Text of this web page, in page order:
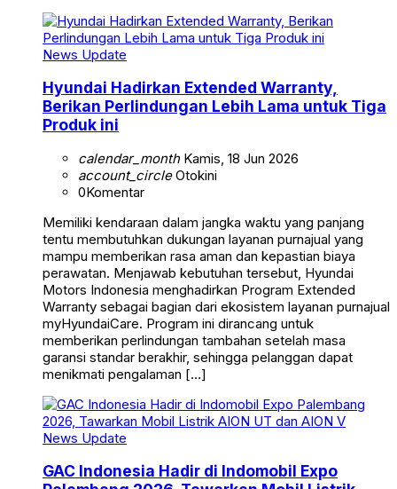
News Update
Hyundai Hadirkan Extended Warranty,
Berikan Perlindungan Lebih Lama untuk Tiga
Produk ini
calendar_monthKamis, 18 Jun 2026
account_circleOtokini
0Komentar
Memiliki kendaraan dalam jangka waktu yang panjang
tentu membutuhkan dukungan layanan purnajual yang
mampu memberikan rasa aman dan kepastian biaya
perawatan. Menjawab kebutuhan tersebut, Hyundai
Motors Indonesia menghadirkan Program Extended
Warranty sebagai bagian dari ekosistem layanan purnajual
myHyundaiCare. Program ini dirancang untuk
memberikan perlindungan tambahan setelah masa
garansi standar berakhir, sehingga pelanggan dapat
menikmati pengalaman […]
News Update
GAC Indonesia Hadir di Indomobil Expo